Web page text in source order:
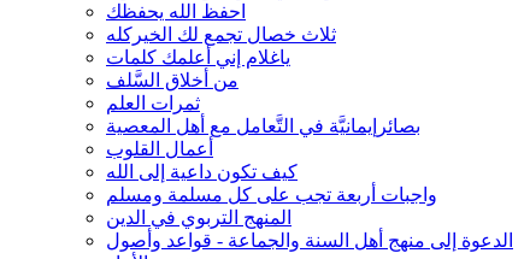
احفظ الله يحفظك
ثلاث خصال تجمع لك الخيركله
ياغلام إني أعلمك كلمات
من أخلاق السَّلف
ثمرات العلم
بصائرإيمانيَّة في التَّعامل مع أهل المعصية
أعمال القلوب
كيف تكون داعية إلى الله
واجبات أربعة تجب على كل مسلمة ومسلم
المنهج التربوي في الدين
الدعوة إلى منهج أهل السنة والجماعة - قواعد وأصول